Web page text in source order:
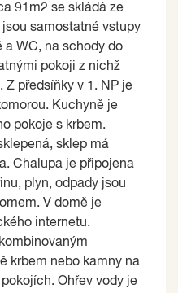
91m2 se skládá ze
samostatné vstupy
a WC, na schody do
pokoji z nichž
Z předsíňky v 1. NP je
Kuchyně je
pokoje s krbem.
sklep má
Chalupa je připojena
plyn, odpady jsou
V domě je
internetu.
krbem nebo kamny na
Ohřev vody je